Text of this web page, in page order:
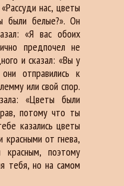
нас, цветы
были белые?». Он
«Я вас обоих
предпочел не
и сказал: «Вы у
отправились к
или свой спор.
«Цветы были
потому что ты
казались цветы
красными от гнева,
поэтому
тебя, но на самом